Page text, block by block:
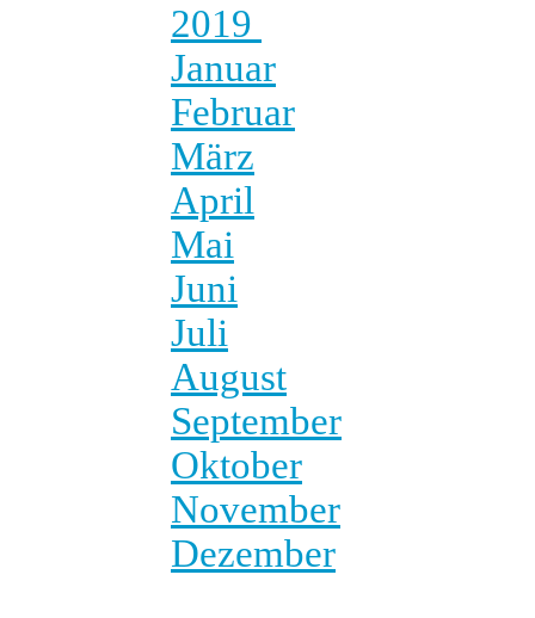
2019
Januar
Februar
März
April
Mai
Juni
Juli
August
September
Oktober
November
Dezember